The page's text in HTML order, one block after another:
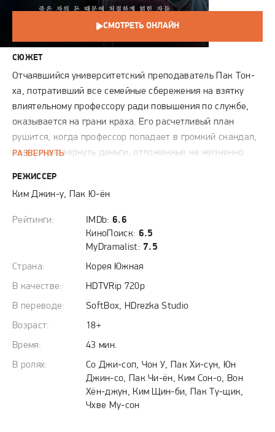
СМОТРЕТЬ ОНЛАЙН
СЮЖЕТ
Отчаявшийся университетский преподаватель Пак Тон-
ха, потративший все семейные сбережения на взятку
влиятельному профессору ради повышения по службе,
оказывается на грани краха. Его расчетливый план
рушится, когда профессор попадает в громкий скандал,
а надежды вернуть деньги, отложенные на жизненно
брошенный автомобиль с телами двух бандитов и
огромной суммой наличных. Рискуя всем, Тон-ха забирает
деньги, скрывая улики, буквально закапывая проблему у
себя во дворе. С этого момента его жизнь превращается
разыскивающего пропажу, подозрениями полиции и
необходимостью скрывать правду от собственной жены,
для которой исчезновение их денег остается
хождение по острию ножа, где одно неверное слово
грозит полным уничтожением и его семьи, и его самого.
РАЗВЕРНУТЬ
РЕЖИССЕР
Ким Джин-у, Пак Ю-ён
Рейтинги: IMDb: 6.6
КиноПоиск: 6.5
MyDramalist: 7.5
Страна:
Корея Южная
В качестве:
HDTVRip 720p
В переводе:
SoftBox, HDrezka Studio
Возраст:
18+
Время:
43 мин.
В ролях:
Со Джи-соп, Чон У, Пак Хи-сун, Юн
Джин-со, Пак Чи-ён, Ким Сон-о, Вон
Хён-джун, Ким Щин-би, Пак Ту-щик,
Чхве Му-сон